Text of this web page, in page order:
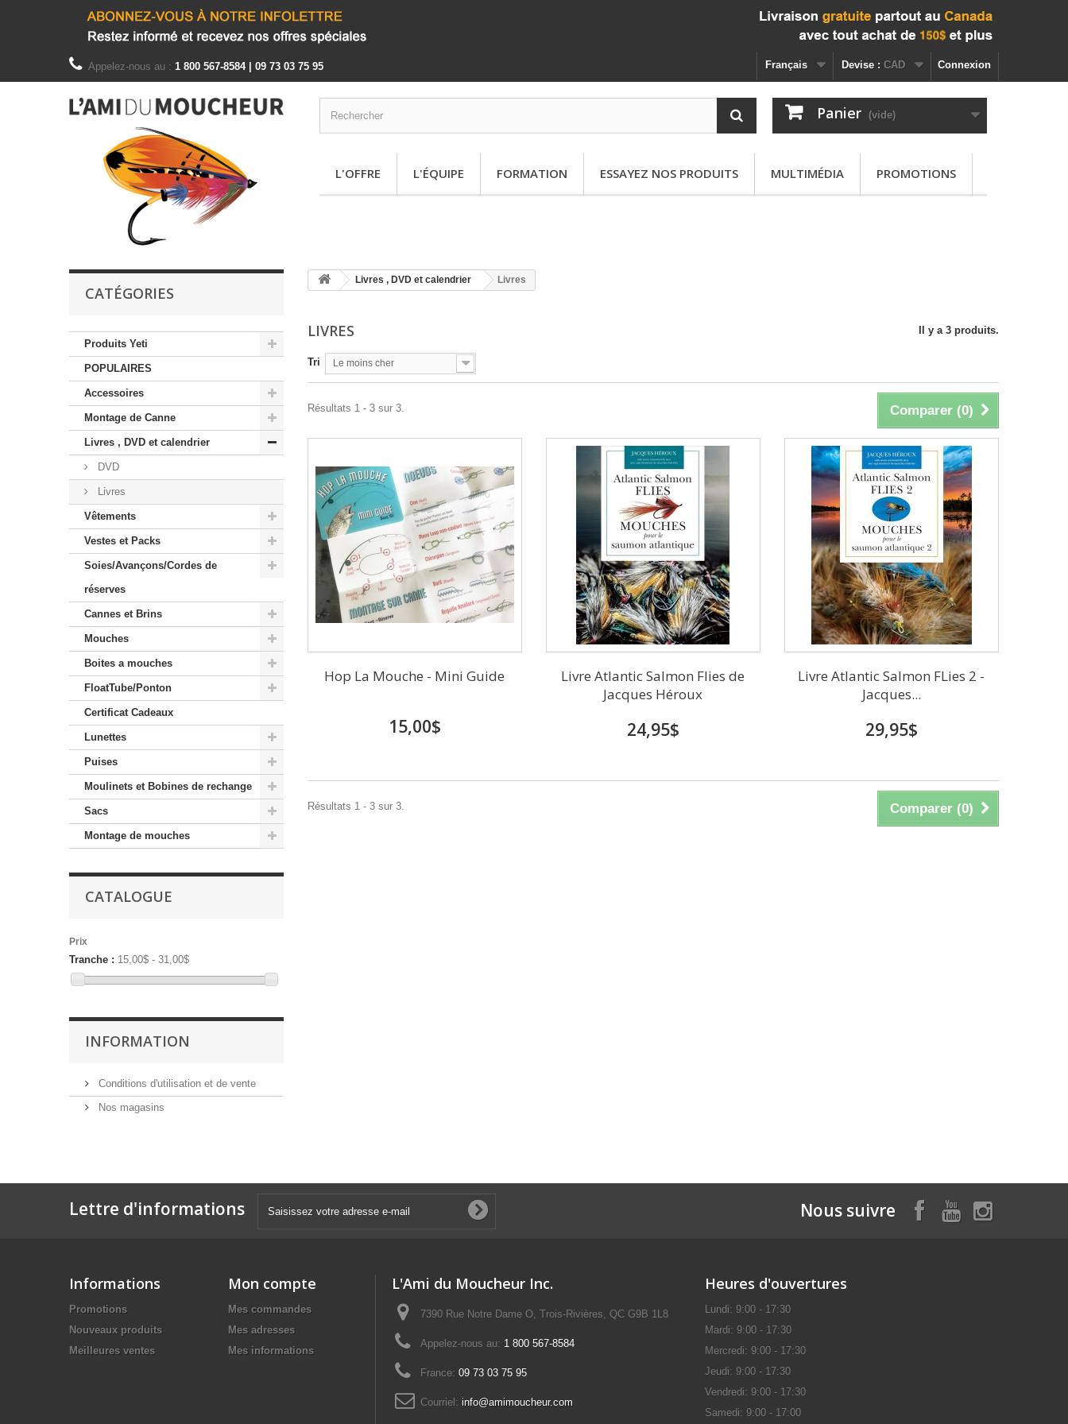
Connexion
Devise : CAD
Français
Appelez-nous au : 1 800 567-8584 | 09 73 03 75 95
Panier (vide)
L'OFFRE L'ÉQUIPE FORMATION ESSAYEZ NOS PRODUITS MULTIMÉDIA PROMOTIONS
CATÉGORIES
Produits Yeti
POPULAIRES
Accessoires
Montage de Canne
Livres , DVD et calendrier
DVD
Livres
Vêtements
Vestes et Packs
Soies/Avançons/Cordes de
réserves
Cannes et Brins
Mouches
Boites a mouches
FloatTube/Ponton
Certificat Cadeaux
Lunettes
Puises
Moulinets et Bobines de rechange
Sacs
Montage de mouches
CATALOGUE
Prix
Tranche : 15,00$ - 31,00$
INFORMATION
Conditions d'utilisation et de vente
Nos magasins
Livres , DVD et calendrier Livres
LIVRES Il y a 3 produits.
Tri Le moins cher
Comparer (0)
Résultats 1 - 3 sur 3.
Hop La Mouche - Mini Guide
15,00$
Livre Atlantic Salmon Flies de
Jacques Héroux
24,95$
Livre Atlantic Salmon FLies 2 -
Jacques...
29,95$
Comparer (0)
Résultats 1 - 3 sur 3.
Lettre d'informations Nous suivre
Informations
Promotions
Nouveaux produits
Meilleures ventes
Mon compte
Mes commandes
Mes adresses
Mes informations
L'Ami du Moucheur Inc.
7390 Rue Notre Dame O, Trois-Rivières, QC G9B 1L8
Appelez-nous au: 1 800 567-8584
France: 09 73 03 75 95
Courriel: info@amimoucheur.com
Heures d'ouvertures
Lundi: 9:00 - 17:30
Mardi: 9:00 - 17:30
Mercredi: 9:00 - 17:30
Jeudi: 9:00 - 17:30
Vendredi: 9:00 - 17:30
Samedi: 9:00 - 17:00